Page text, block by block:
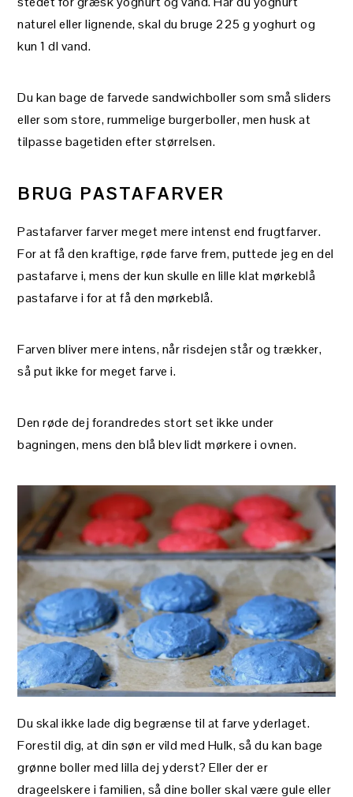
naturel eller lignende, skal du bruge 225 g yoghurt og
kun 1 dl vand.
Du kan bage de farvede sandwichboller som små sliders
eller som store, rummelige burgerboller, men husk at
tilpasse bagetiden efter størrelsen.
BRUG PASTAFARVER
Pastafarver farver meget mere intenst end frugtfarver.
For at få den kraftige, røde farve frem, puttede jeg en del
pastafarve i, mens der kun skulle en lille klat mørkeblå
pastafarve i for at få den mørkeblå.
Farven bliver mere intens, når risdejen står og trækker,
så put ikke for meget farve i.
Den røde dej forandredes stort set ikke under
bagningen, mens den blå blev lidt mørkere i ovnen.
Du skal ikke lade dig begrænse til at farve yderlaget.
Forestil dig, at din søn er vild med Hulk, så du kan bage
grønne boller med lilla dej yderst? Eller der er
drageelskere i familien, så dine boller skal være gule eller